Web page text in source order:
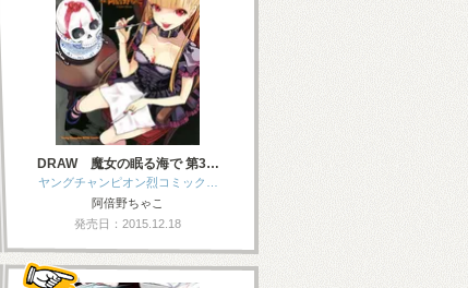
DRAW 魔女の眠る海で 第3…
ヤングチャンピオン烈コミック…
阿倍野ちゃこ
発売日：2015.12.18